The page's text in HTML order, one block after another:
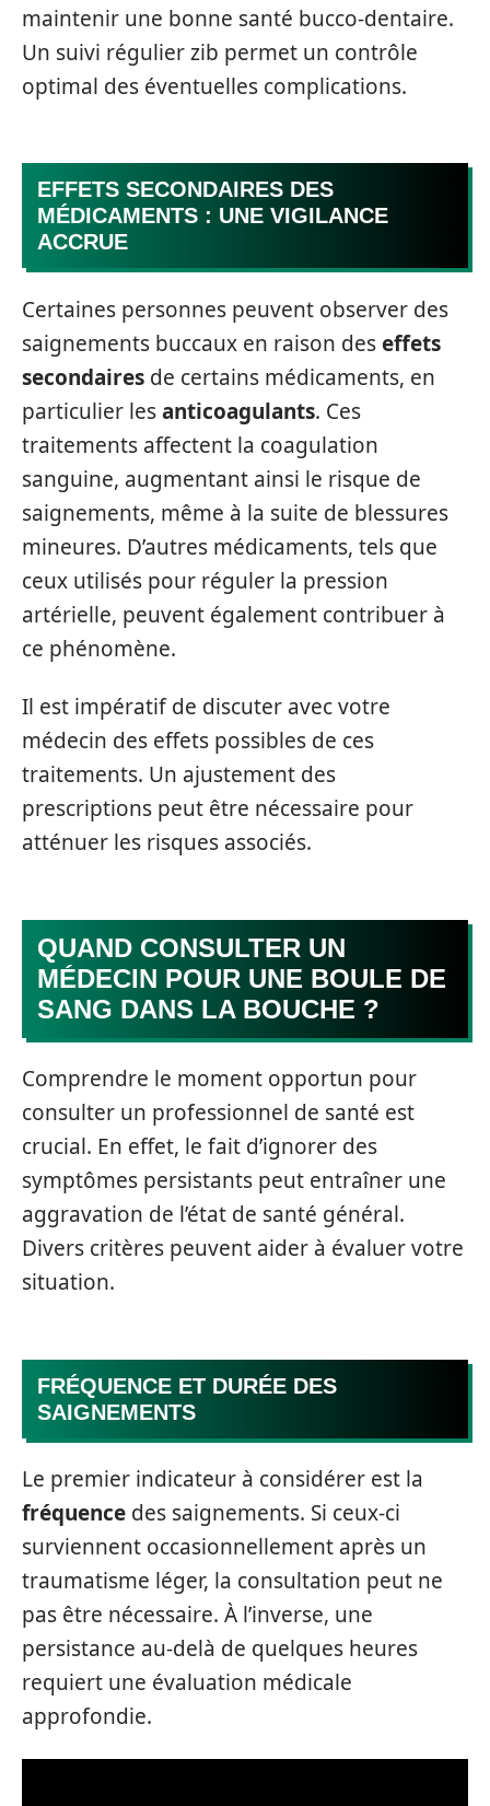
maintenir une bonne santé bucco-dentaire.
Un suivi régulier zib permet un contrôle
optimal des éventuelles complications.
EFFETS SECONDAIRES DES
MÉDICAMENTS : UNE VIGILANCE
ACCRUE
Certaines personnes peuvent observer des
saignements buccaux en raison deseffets
secondaires de certains médicaments, en
particulier lesanticoagulants. Ces
traitements affectent la coagulation
sanguine, augmentant ainsi le risque de
saignements, même à la suite de blessures
mineures. D’autres médicaments, tels que
ceux utilisés pour réguler la pression
artérielle, peuvent également contribuer à
ce phénomène.
Il est impératif de discuter avec votre
médecin des effets possibles de ces
traitements. Un ajustement des
prescriptions peut être nécessaire pour
atténuer les risques associés.
QUAND CONSULTER UN
MÉDECIN POUR UNE BOULE DE
SANG DANS LA BOUCHE ?
Comprendre le moment opportun pour
consulter un professionnel de santé est
crucial. En effet, le fait d’ignorer des
symptômes persistants peut entraîner une
aggravation de l’état de santé général.
Divers critères peuvent aider à évaluer votre
situation.
FRÉQUENCE ET DURÉE DES
SAIGNEMENTS
Le premier indicateur à considérer est la
fréquence des saignements. Si ceux-ci
surviennent occasionnellement après un
traumatisme léger, la consultation peut ne
pas être nécessaire. À l’inverse, une
persistance au-delà de quelques heures
requiert une évaluation médicale
approfondie.